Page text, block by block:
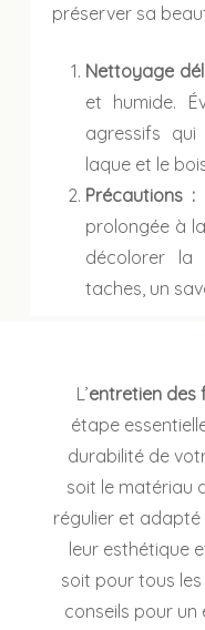
préserver sa
Nettoyage
et humide.
agressifs
laque et le
Précautions :
prolongée à
décolorer
taches, un
L’entretien des
étape
durabilité de
soit le matériau
régulier et
leur esthétique
soit pour tous
conseils pour